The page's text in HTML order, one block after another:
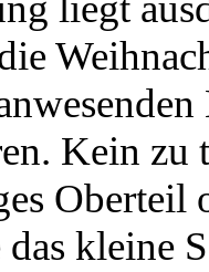
Kein zu
Oberteil
kleine